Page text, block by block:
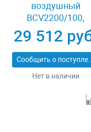
воздушный
BCV2200/100,
ременный
2.2 кВт, 100
370 л/мин Denzel
58110
29 512
Нет в наличии